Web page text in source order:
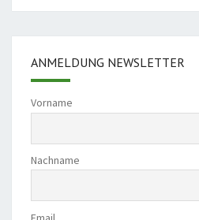
ANMELDUNG NEWSLETTER
Vorname
Nachname